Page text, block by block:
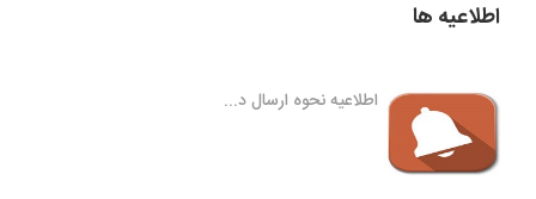
اطلاعیه ها
اطلاعیه نحوه ارسال د...